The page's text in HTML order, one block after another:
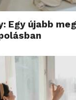
Egy újabb